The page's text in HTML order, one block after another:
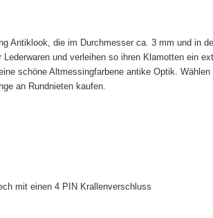
Antiklook, die im Durchmesser ca. 3 mm und in
und verleihen so ihren Klamotten ein
schöne Altmessingfarbene antike Optik.
an Rundnieten kaufen.
mit einen 4 PIN Krallenverschluss